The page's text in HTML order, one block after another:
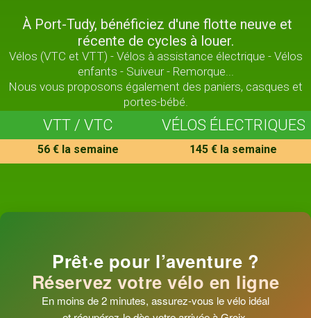
À Port-Tudy, bénéficiez d'une flotte neuve et
récente de cycles à louer.
Vélos (VTC et VTT) - Vélos à assistance électrique - Vélos
enfants - Suiveur - Remorque...
Nous vous proposons également des paniers, casques et
portes-bébé.
VTT / VTC
56 € la semaine
VÉLOS ÉLECTRIQUES
145 € la semaine
Prêt·e pour l’aventure ?
Réservez votre vélo en ligne
En moins de 2 minutes, assurez-vous le vélo idéal